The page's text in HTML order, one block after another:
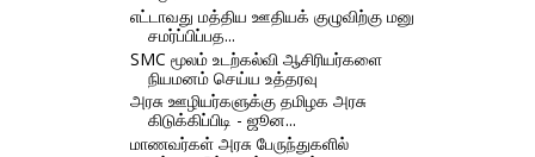
எட்டாவது மத்திய ஊதியக் குழுவிற்கு மனு
சமர்ப்பிப்பத...
SMC மூலம் உடற்கல்வி ஆசிரியர்களை
நியமனம் செய்ய உத்தரவு
அரசு ஊழியர்களுக்கு தமிழக அரசு
கிடுக்கிப்பிடி - ஜூன...
மாணவர்கள் அரசு பேருந்துகளில்